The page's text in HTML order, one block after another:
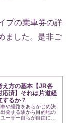
プの乗車券の詳
ました。是非ご
え方の基本【JR各
応済】それは片道経
するか？
や経路をあらかじめ決
発する駅から目的地の
ーザー自らが自由に組